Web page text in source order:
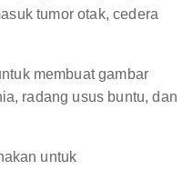
tumor otak, cedera
membuat gambar
radang usus buntu, dan
untuk